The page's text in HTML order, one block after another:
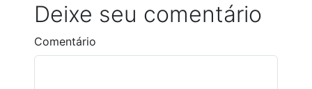
Deixe seu comentário
Comentário